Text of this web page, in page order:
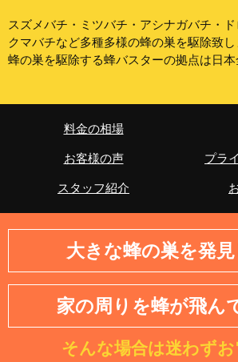
スズメバチ・ミツバチ・アシナガバチ・ド
クマバチなど多種多様の蜂の巣を駆除致し
蜂の巣を駆除する蜂バスターの拠点は日本
【東京都】中央区、港区、新宿区、文
区、江東区、品川区、目黒区、大田区
馬区、足立区、葛飾区、江戸川区、八
市、小金井市、小平市、日野市、東村
立市、福生市、狛江市、東大和市、清
京市、西多摩郡瑞穂町、西多摩郡日の
村、西多摩郡奥多摩町
【神奈川県】横浜市・鶴見区・神奈川
区・保土ケ谷区・磯子区・金沢区・港
区・旭区・緑区・瀬谷区・栄区・泉区
料金の相場
お客様の声 プラ
スタッフ紹介
大きな蜂の巣を発見
家の周りを蜂が飛ん
そんな場合は迷わず